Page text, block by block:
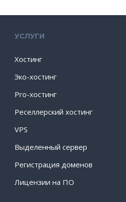
УСЛУГИ
Хостинг
Эко-хостинг
Pro-хостинг
Реселлерский хостинг
VPS
Выделенный сервер
Регистрация доменов
Лицензии на ПО